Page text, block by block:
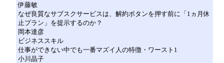
伊藤敏
なぜ良質なサブスクサービスは、解約ボタンを押す前に「1ヵ月休
止プラン」を提示するのか？
岡本達彦
ビジネススキル
仕事ができない中でも一番マズイ人の特徴・ワースト1
小川晶子